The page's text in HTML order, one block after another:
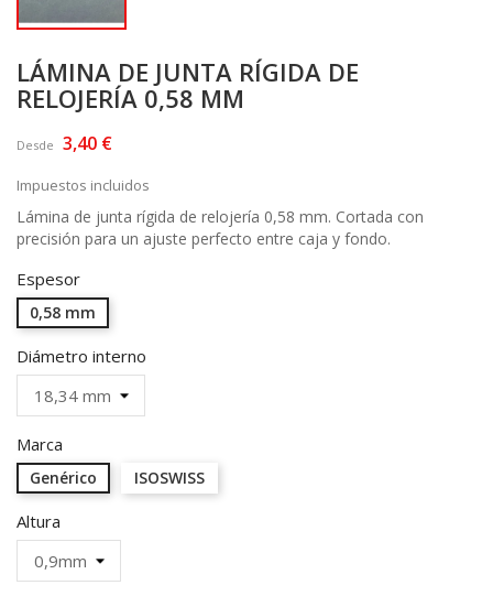
LÁMINA DE JUNTA RÍGIDA DE
RELOJERÍA 0,58 MM
Desde 3,40 €
Impuestos incluidos
Lámina de junta rígida de relojería 0,58 mm. Cortada con
precisión para un ajuste perfecto entre caja y fondo.
Espesor
0,58 mm
Diámetro interno
Marca
Genérico ISOSWISS
Altura